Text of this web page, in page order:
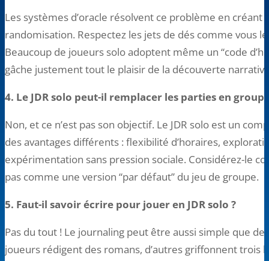
Les systèmes d’oracle résolvent ce problème en créant
randomisation. Respectez les jets de dés comme vous
Beaucoup de joueurs solo adoptent même un “code
gâche justement tout le plaisir de la découverte
4. Le JDR solo peut-il remplacer les parties en
Non, et ce n’est pas son objectif. Le JDR solo est un
des avantages différents : flexibilité d’horaires,
expérimentation sans pression sociale. Considérez-le
pas comme une version “par défaut” du jeu de groupe.
5. Faut-il savoir écrire pour jouer en JDR solo ?
Pas du tout ! Le journaling peut être aussi simple que
joueurs rédigent des romans, d’autres griffonnent trois